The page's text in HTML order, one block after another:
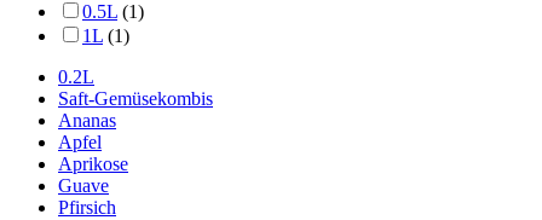
0.5L (1)
1L (1)
0.2L
Saft-Gemüsekombis
Ananas
Apfel
Aprikose
Guave
Pfirsich